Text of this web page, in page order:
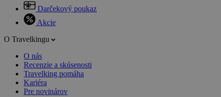
Darčekový poukaz
Akcie
O Travelkingu
O nás
Recenzie a skúsenosti
Travelking pomáha
Kariéra
Pre novinárov